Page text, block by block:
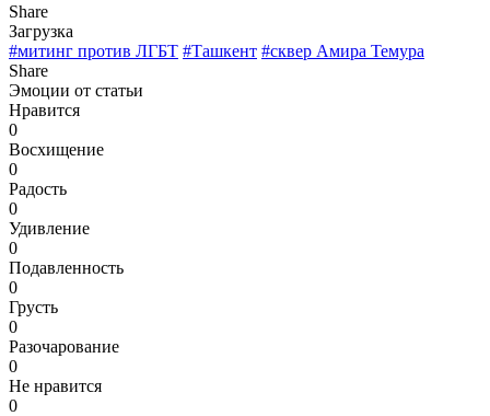
Share
Загрузка
#митинг против ЛГБТ #Ташкент #сквер Амира Темура
Share
Эмоции от статьи
Нравится
0
Восхищение
0
Радость
0
Удивление
0
Подавленность
0
Грусть
0
Разочарование
0
Не нравится
0